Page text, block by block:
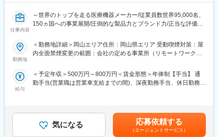
変更の範囲：会社の定める業務
ムでお客様を支えます。
■カウンセリング業務
提案。契約から施術・アフターケアまで一貫して担当します。
入社後は2週間の技術研修からスタート。店舗でのOJTやカウンセ
リング研修を経て、約6ヶ月でカウンセラーとしてデビュー可能で
す。
・産休・育休取得率100％／復職後は時短勤務もOK（例：9:00～
15:00）
・年間休日114日／完全週休2日制＋特別休暇5日（好きなタイミ
仕事内容
～世界のトップを走る医療機器メーカー/従業員数世界95,000名、
150ヵ国への事業展開/圧倒的な製品力とブランド力/正当な評価体
いう社会貢献度～
て最前線で業界をリードしています。
当社は1949年の設立以来、医療技術の革新を続け、電池式体外型
高い仕事に携わりたい方におすすめです。
勤務地
＜勤務地詳細＞岡山エリア住所：岡山県エリア 受動喫煙対策：屋
内全面禁煙変更の範囲：会社の定める事業所（リモートワーク含
給与
＜予定年収＞500万円～800万円＜賃金形態＞年俸制【手当】 通
勤手当(営業職は営業車支給までの間)、深夜勤務手当、休日勤務手
年目の場合固定年収 500万円 インセンティブ 380万円35歳、
入社8年目の場合固定年収 600万円 インセンティブ 400万円
賃金はあくまでも目安の金額であり、選考を通じて上下する可能
気になる 応募依頼する
（エージェントサービス）